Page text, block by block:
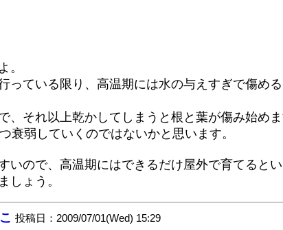
。
ている限り、高温期には水の与えすぎで傷め
それ以上乾かしてしまうと根と葉が傷み始めま
弱していくのではないかと思います。
ので、高温期にはできるだけ屋外で育てるとい
しょう。
投稿日：2009/07/01(Wed) 15:29